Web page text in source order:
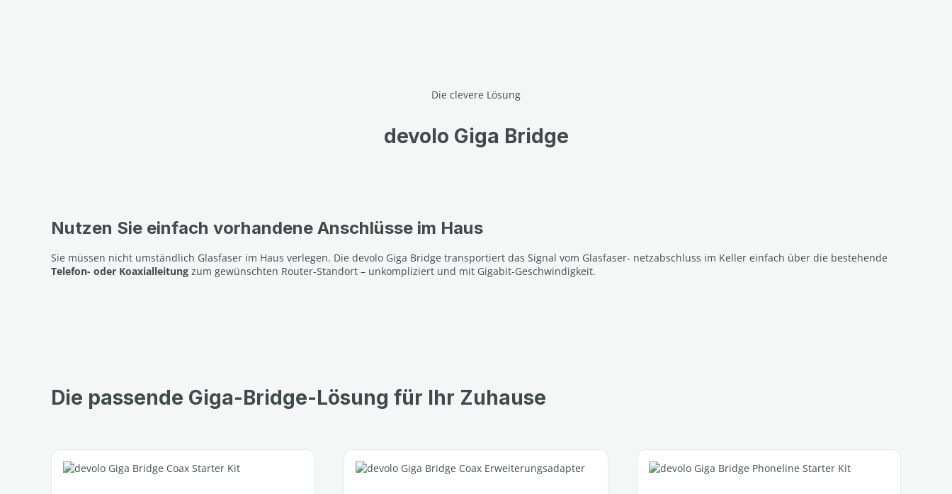
Die clevere Lösung
devolo Giga Bridge
Nutzen Sie einfach vorhandene Anschlüsse im Haus
Sie müssen nicht umständlich Glasfaser im Haus verlegen. Die devolo Giga Bridge transportiert das Signal vom Glasfaser- netzabschluss im Keller einfach über die bestehende
Telefon- oder Koaxialleitung zum gewünschten Router-Standort – unkompliziert und mit Gigabit-Geschwindigkeit.
Die passende Giga-Bridge-Lösung für Ihr Zuhause